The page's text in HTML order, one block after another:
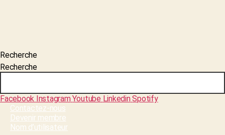
Recherche
Recherche
Facebook InstagramYoutube LinkedinSpotify
Contactez-nous
Devenir membre
Nom d’utilisateur